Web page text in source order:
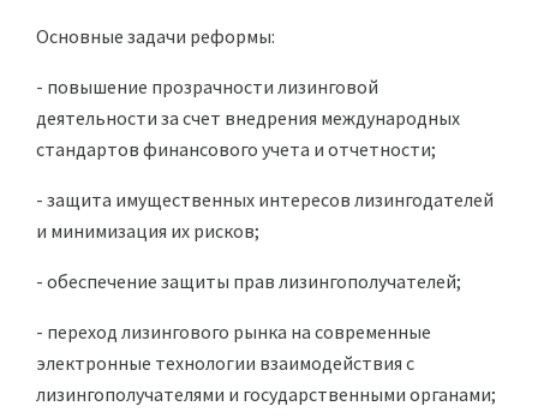
Основные задачи реформы:
- повышение прозрачности лизинговой
деятельности за счет внедрения международных
стандартов финансового учета и отчетности;
- защита имущественных интересов лизингодателей
и минимизация их рисков;
- обеспечение защиты прав лизингополучателей;
- переход лизингового рынка на современные
электронные технологии взаимодействия с
лизингополучателями и государственными органами;